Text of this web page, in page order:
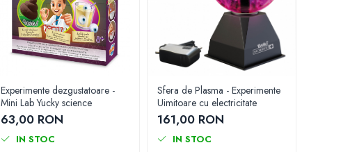
Experimente dezgustatoare -
Mini Lab Yucky science
63,00 RON
IN STOC
Sfera de Plasma - Experimente
Uimitoare cu electricitate
161,00 RON
IN STOC